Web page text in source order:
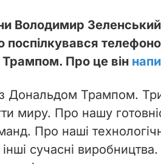
Володимир
поспілкувався
Про це він
Дональдом Трампом.
миру. Про нашу
Про наші
сучасні